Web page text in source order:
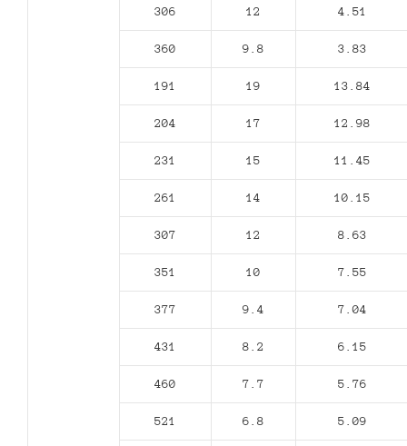
306 12 4.51
360 9.8 3.83
191 19 13.84
204 17 12.98
231 15 11.45
261 14 10.15
307 12 8.63
351 10 7.55
377 9.4 7.04
431 8.2 6.15
460 7.7 5.76
521 6.8 5.09